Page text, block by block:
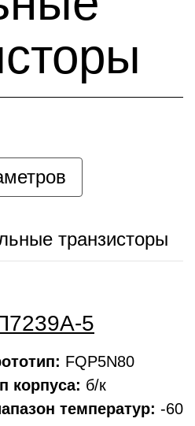
транзисторы
5
FQP5N80
корпуса: б/к
температур: -60